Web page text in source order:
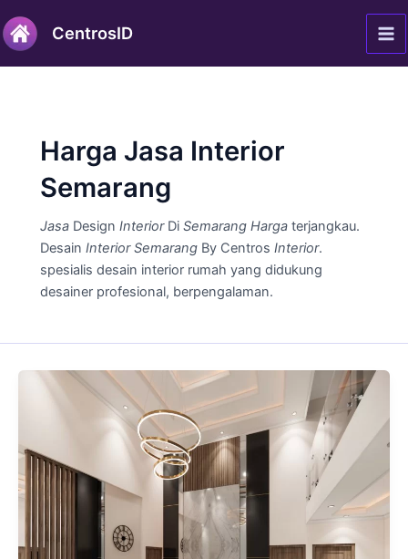
ke
konten
CentrosID
Harga Jasa Interior
Semarang
JasaDesign InteriorDi Semarang Hargaterjangkau.
Desain Interior SemarangBy Centros Interior.
spesialis desain interior rumah yang didukung
desainer profesional, berpengalaman.